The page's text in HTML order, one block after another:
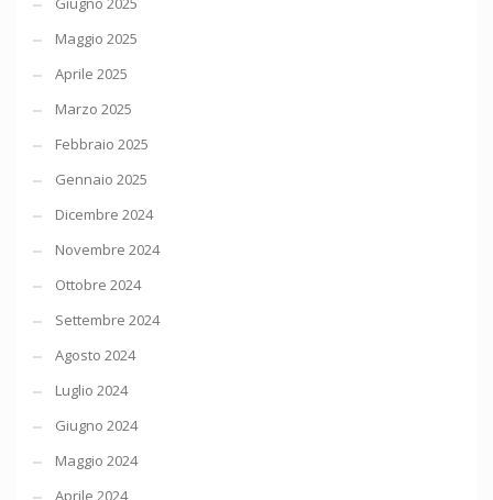
Maggio 2025
Aprile 2025
Marzo 2025
Febbraio 2025
Gennaio 2025
Dicembre 2024
Novembre 2024
Ottobre 2024
Settembre 2024
Agosto 2024
Luglio 2024
Giugno 2024
Maggio 2024
Aprile 2024